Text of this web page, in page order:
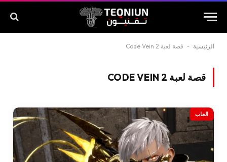
الرئيسية - قصة لعبة Code Vein 2
قصة لعبة CODE VEIN 2
العاب